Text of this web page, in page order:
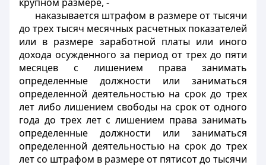
наказывается штрафом в размере от тысячи
до трех тысяч месячных расчетных показателей
или в размере заработной платы или иного
дохода осужденного за период от трех до пяти
месяцев с лишением права занимать
определенные должности или заниматься
определенной деятельностью на срок до трех
лет либо лишением свободы на срок от одного
года до трех лет с лишением права занимать
определенные должности или заниматься
определенной деятельностью на срок до трех
лет со штрафом в размере от пятисот до тысячи